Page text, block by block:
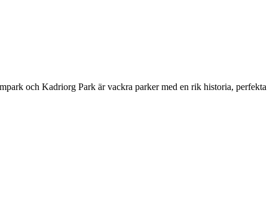
och Kadriorg Park är vackra parker med en rik historia, perfekta